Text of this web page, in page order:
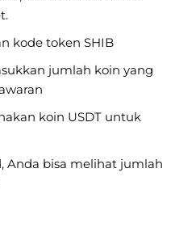
kode token SHIB
jumlah koin yang
koin USDT untuk
Anda bisa melihat jumlah